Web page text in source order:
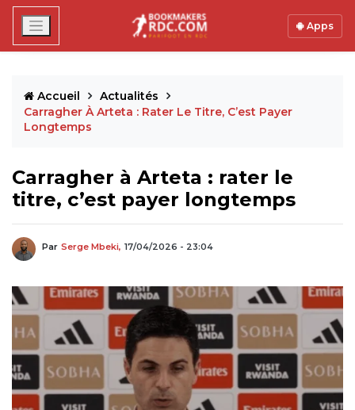
Apps
Accueil
Actualités
Carragher À Arteta : Rater Le Titre, C’est Payer
Longtemps
Carragher à Arteta : rater le
titre, c’est payer longtemps
Par Serge Mbeki, 17/04/2026 - 23:04